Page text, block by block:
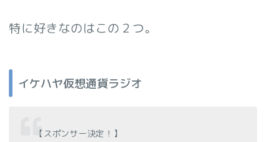
特に好きなのはこの２つ。
イケハヤ仮想通貨ラジオ
【スポンサー決定！】